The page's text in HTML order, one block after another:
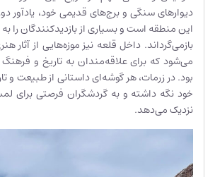
دیوارهای سنگی و برج‌های قدیمی خود، یادآور
این منطقه است و بسیاری از بازدیدکنندگان را
بازمی‌گرداند. داخل قلعه نیز موزه‌هایی از آثار
می‌شود که برای علاقه‌مندان به تاریخ و
بود. در زرمات، هر گوشه‌ای داستانی از طبیعت و
خود نگه داشته و به گردشگران فرصتی برای
نزدیک می‌دهد.